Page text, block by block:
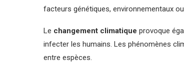
facteurs génétiques, environnementaux
Le changement climatique provoque
infecter les humains. Les phénomènes
entre espèces.